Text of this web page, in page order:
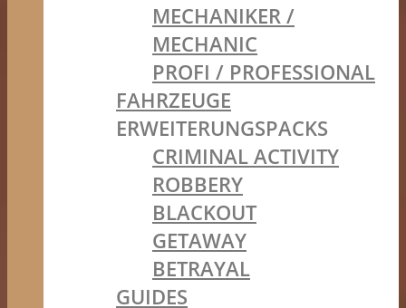
MECHANIKER /
MECHANIC
PROFI / PROFESSIONAL
FAHRZEUGE
ERWEITERUNGSPACKS
CRIMINAL ACTIVITY
ROBBERY
BLACKOUT
GETAWAY
BETRAYAL
GUIDES